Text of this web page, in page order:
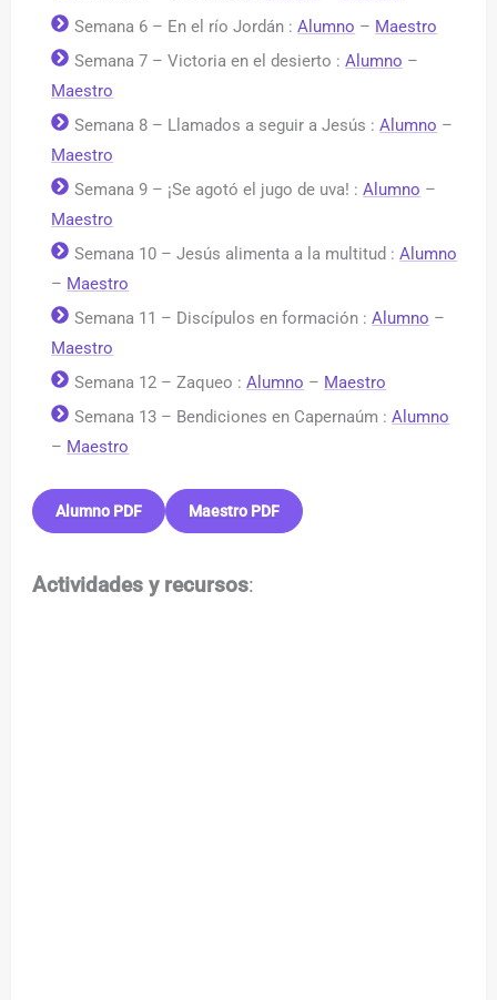
Semana 6 – En el río Jordán :Alumno – Maestro
Semana 7 – Victoria en el desierto :Alumno –
Maestro
Semana 8 – Llamados a seguir a Jesús :Alumno –
Maestro
Semana 9 – ¡Se agotó el jugo de uva! :Alumno –
Maestro
Semana 10 – Jesús alimenta a la multitud :Alumno
– Maestro
Semana 11 – Discípulos en formación :Alumno –
Maestro
Semana 12 – Zaqueo :Alumno – Maestro
Semana 13 – Bendiciones en Capernaúm :Alumno
– Maestro
Alumno PDF Maestro PDF
Actividades y recursos: